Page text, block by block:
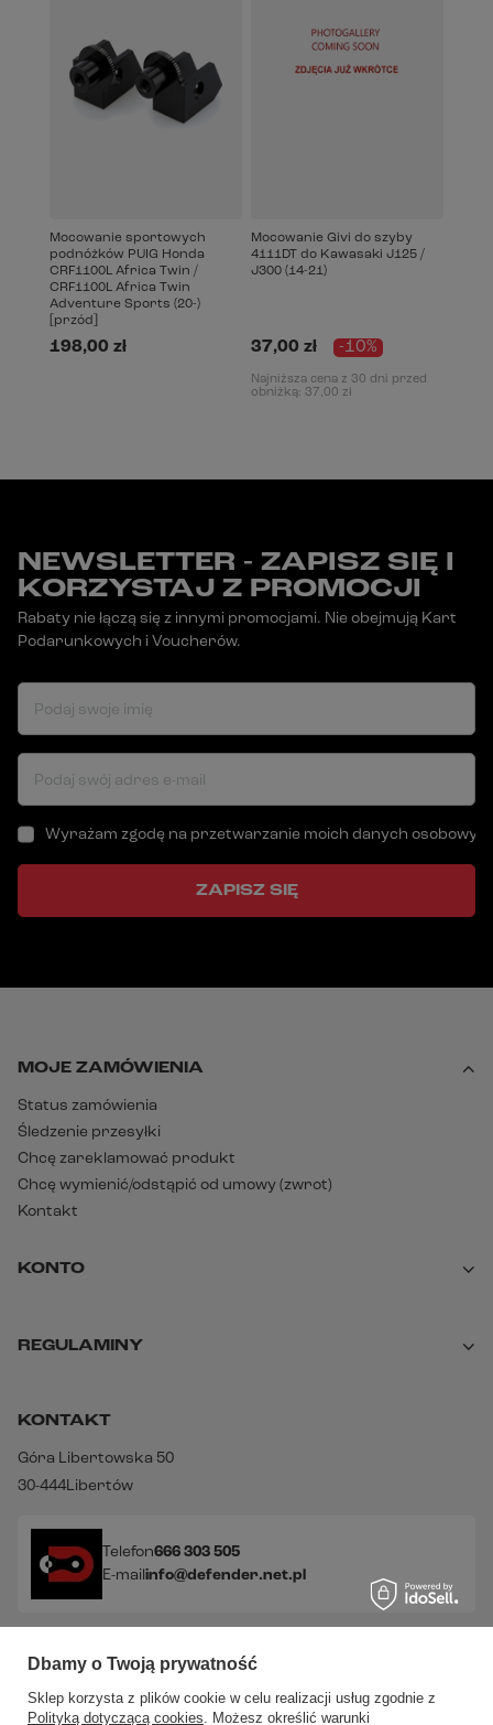
Mocowanie sportowych
podnóżków PUIG Honda
CRF1100L Africa Twin /
CRF1100L Africa Twin
Adventure Sports (20-)
[przód]
198,00 zł
Mocowanie Givi do szyby
4111DT do Kawasaki J125 /
J300 (14-21)
37,00 zł -10%
Najniższa cena z 30 dni przed
obniżką: 37,00 zł
NEWSLETTER - ZAPISZ SIĘ I
KORZYSTAJ Z PROMOCJI
Rabaty nie łączą się z innymi promocjami. Nie obejmują Kart
Podarunkowych i Voucherów.
Podaj swoje imię
Podaj swój adres e-mail
Wyrażam zgodę na przetwarzanie moich danych
ZAPISZ SIĘ
MOJE ZAMÓWIENIA
Status zamówienia
Śledzenie przesyłki
Chcę zareklamować produkt
Chcę wymienić/odstąpić od umowy (zwrot)
Kontakt
KONTO
REGULAMINY
KONTAKT
Góra Libertowska 50
30-444Libertów
Telefon666 303 505
E-mail info@defender.net.pl
Sprawdź nasze social media!
Dbamy o Twoją prywatność
Sklep korzysta z plików cookie w celu realizacji usług zgodnie z
Polityką dotyczącą cookies. Możesz określić warunki